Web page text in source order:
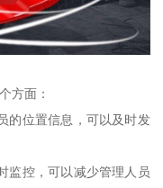
方面：
的位置信息，可以及时发
监控，可以减少管理人员